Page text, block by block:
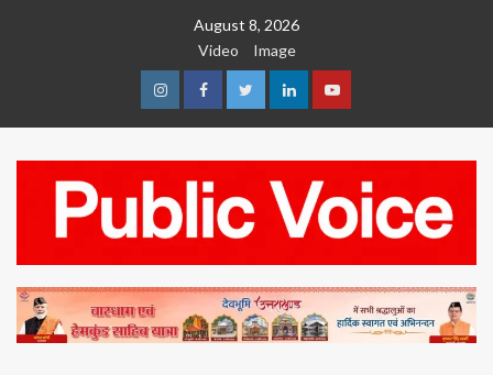
August 8, 2026
Video
Image
InstagramFacebookTwitterLinkedinYoutube